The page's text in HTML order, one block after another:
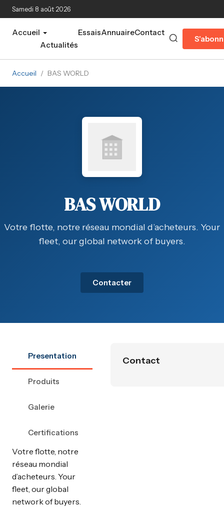
Aller au contenu principal
Samedi 8 août 2026
Accueil
Actualités
EssaisAnnuaireContact
Accueil / BAS WORLD
BAS WORLD
Votre flotte, notre réseau mondial d’acheteurs. Your
fleet, our global network of buyers.
Contacter
Presentation
Produits
Galerie
Certifications
Votre flotte, notre
réseau mondial
d’acheteurs. Your
fleet, our global
network of buyers.
Contact